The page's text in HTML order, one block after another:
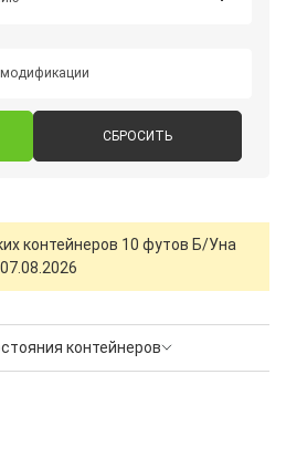
модификации
СБРОСИТЬ
контейнеров 10 футов Б/Уна
07.08.2026
контейнеров